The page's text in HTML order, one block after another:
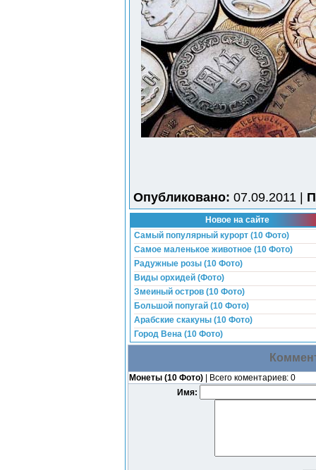
Опубликовано: 07.09.2011 |
Новое на сайте
Самый популярный курорт (10 Фото)
Самое маленькое животное (10 Фото)
Радужные розы (10 Фото)
Виды орхидей (Фото)
Змеиный остров (10 Фото)
Большой попугай (10 Фото)
Арабские скакуны (10 Фото)
Город Вена (10 Фото)
Монеты (10 Фото) | Всего коментариев: 0
Имя: